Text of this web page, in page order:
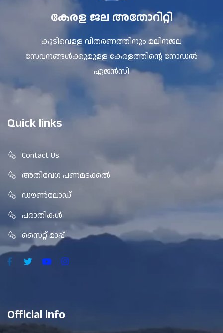
കേരള ജല അതോറിറ്റി
കുടിവെള്ള വിതരണത്തിനും മലിനജല
സേവനങ്ങൾക്കുമുള്ള കേരളത്തിന്റെ നോഡൽ
ഏജൻസി
Quick links
Contact Us
അതിവേഗ പണമടക്കൽ
ഡൗൺലോഡ്
പരാതികൾ
സൈറ്റ് മാപ്പ്
Official info